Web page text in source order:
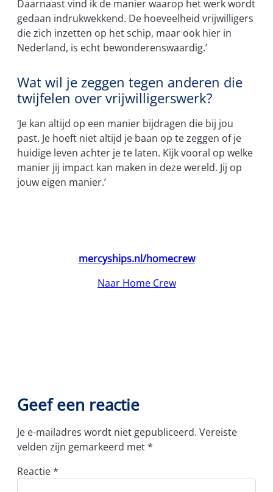
Daarnaast vind ik de manier waarop het werk wordt
gedaan indrukwekkend. De hoeveelheid vrijwilligers
die zich inzetten op het schip, maar ook hier in
Nederland, is echt bewonderenswaardig.’
Wat wil je zeggen tegen anderen die
twijfelen over vrijwilligerswerk?
‘Je kan altijd op een manier bijdragen die bij jou
past. Je hoeft niet altijd je baan op te zeggen of je
huidige leven achter je te laten. Kijk vooral op welke
manier jij impact kan maken in deze wereld. Jij op
jouw eigen manier.’
mercyships.nl/homecrew
Naar Home Crew
Geef een reactie
Je e-mailadres wordt niet gepubliceerd. Vereiste
velden zijn gemarkeerd met*
Reactie*